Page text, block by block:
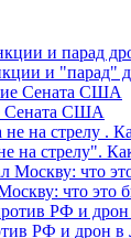
и "парад"
Сената США
на стрелу".
что это
РФ и дрон в